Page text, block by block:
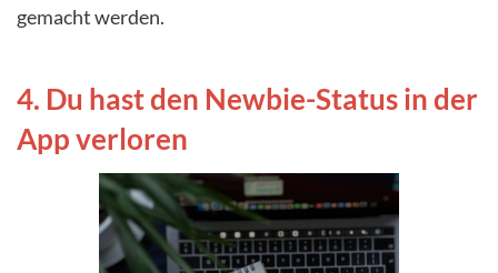
gemacht werden.
4. Du hast den Newbie-Status in der
App verloren